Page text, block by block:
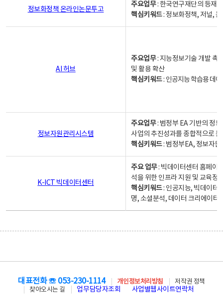
정보화정책 온라인논문투고
주요업무: 한국연구재단의 등재
핵심키워드: 정보화정책, 저널,
AI 허브
주요업무: 지능정보기술 개발 촉
및 활용 확산
핵심키워드: 인공지능 학습용 데
정보자원관리시스템
주요업무: 범정부 EA 기반의 정
사업의 추진성과를 종합적으로
핵심키워드: 범정부EA, 정보자
K-ICT 빅데이터센터
주요 업무: 빅데이터센터 홈페이
석을 위한 인프라 지원 및 교육정
핵심키워드: 인공지능, 빅데이터,
명, 소셜분석, 데이터 크리에이터
대표전화 ☏ 053-230-1114 개인정보처리방침
저작권 정책
찾아오시는 길
업무담당자조회 사업별웹사이트연락처